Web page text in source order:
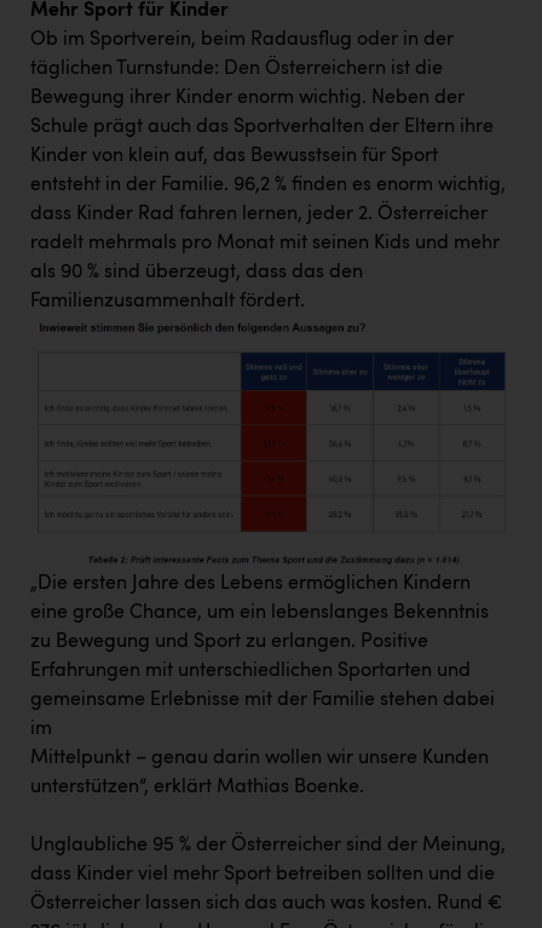
Vier Diamanten
Vorlagenportal
Wir besiegen Krebs
Wirtschaftskammer OÖ
ZGONC
ZULuft - Zukunft Luft Austria
z.l.ö.
Wirtschaftskammer OÖ Energiehandel
kunden basics
Mehr Sport für Kinder
Ob im Sportverein, beim Radausflug oder in der
täglichen Turnstunde: Den Österreichern ist die
Bewegung ihrer Kinder enorm wichtig. Neben der
Schule prägt auch das Sportverhalten der Eltern ihre
Kinder von klein auf, das Bewusstsein für Sport
entsteht in der Familie. 96,2 % finden es enorm wichtig,
dass Kinder Rad fahren lernen, jeder 2. Österreicher
radelt mehrmals pro Monat mit seinen Kids und mehr
als 90 % sind überzeugt, dass das den
Familienzusammenhalt fördert.
„Die ersten Jahre des Lebens ermöglichen Kindern
eine große Chance, um ein lebenslanges Bekenntnis
zu Bewegung und Sport zu erlangen. Positive
Erfahrungen mit unterschiedlichen Sportarten und
gemeinsame Erlebnisse mit der Familie stehen dabei
im
Mittelpunkt – genau darin wollen wir unsere Kunden
unterstützen“, erklärt Mathias Boenke.
Unglaubliche 95 % der Österreicher sind der Meinung,
dass Kinder viel mehr Sport betreiben sollten und die
Österreicher lassen sich das auch was kosten. Rund €